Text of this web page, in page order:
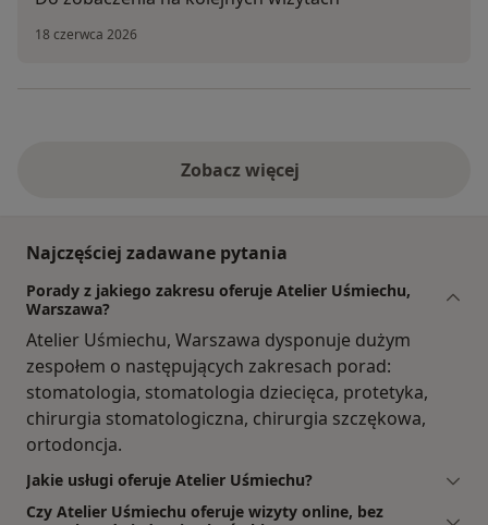
18 czerwca 2026
Zobacz więcej
Najczęściej zadawane pytania
Porady z jakiego zakresu oferuje Atelier Uśmiechu,
Warszawa?
Atelier Uśmiechu, Warszawa dysponuje dużym
zespołem o następujących zakresach porad:
stomatologia, stomatologia dziecięca, protetyka,
chirurgia stomatologiczna, chirurgia szczękowa,
ortodoncja.
Jakie usługi oferuje Atelier Uśmiechu?
Czy Atelier Uśmiechu oferuje wizyty online, bez